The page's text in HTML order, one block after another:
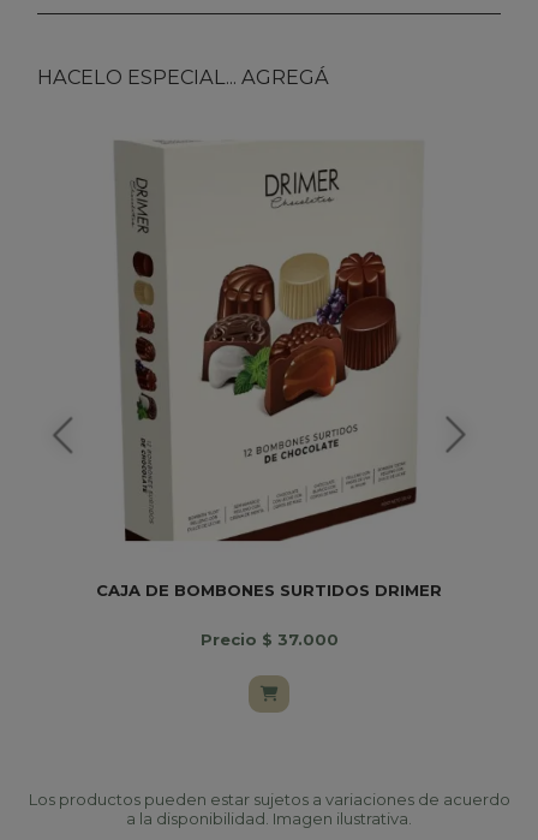
HACELO ESPECIAL... AGREGÁ
CAJA DE BOMBONES SURTIDOS DRIMER
Precio $ 37.000
Los productos pueden estar sujetos a variaciones de acuerdo
a la disponibilidad. Imagen ilustrativa.